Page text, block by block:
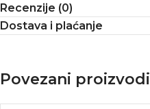
Recenzije (0)
Dostava i plaćanje
Povezani proizvodi